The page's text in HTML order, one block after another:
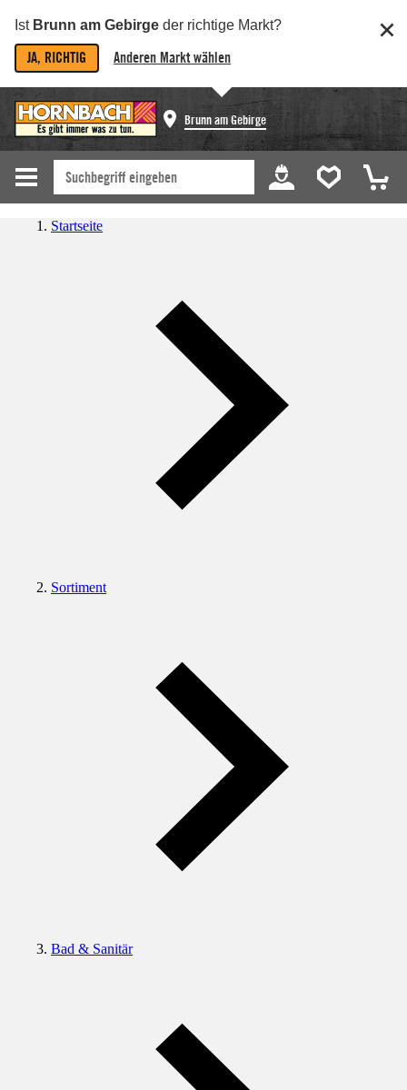
Ist Brunn am Gebirge der richtige Markt?
JA, RICHTIG Anderen Markt wählen
Brunn am Gebirge
Startseite
Sortiment
Bad & Sanitär